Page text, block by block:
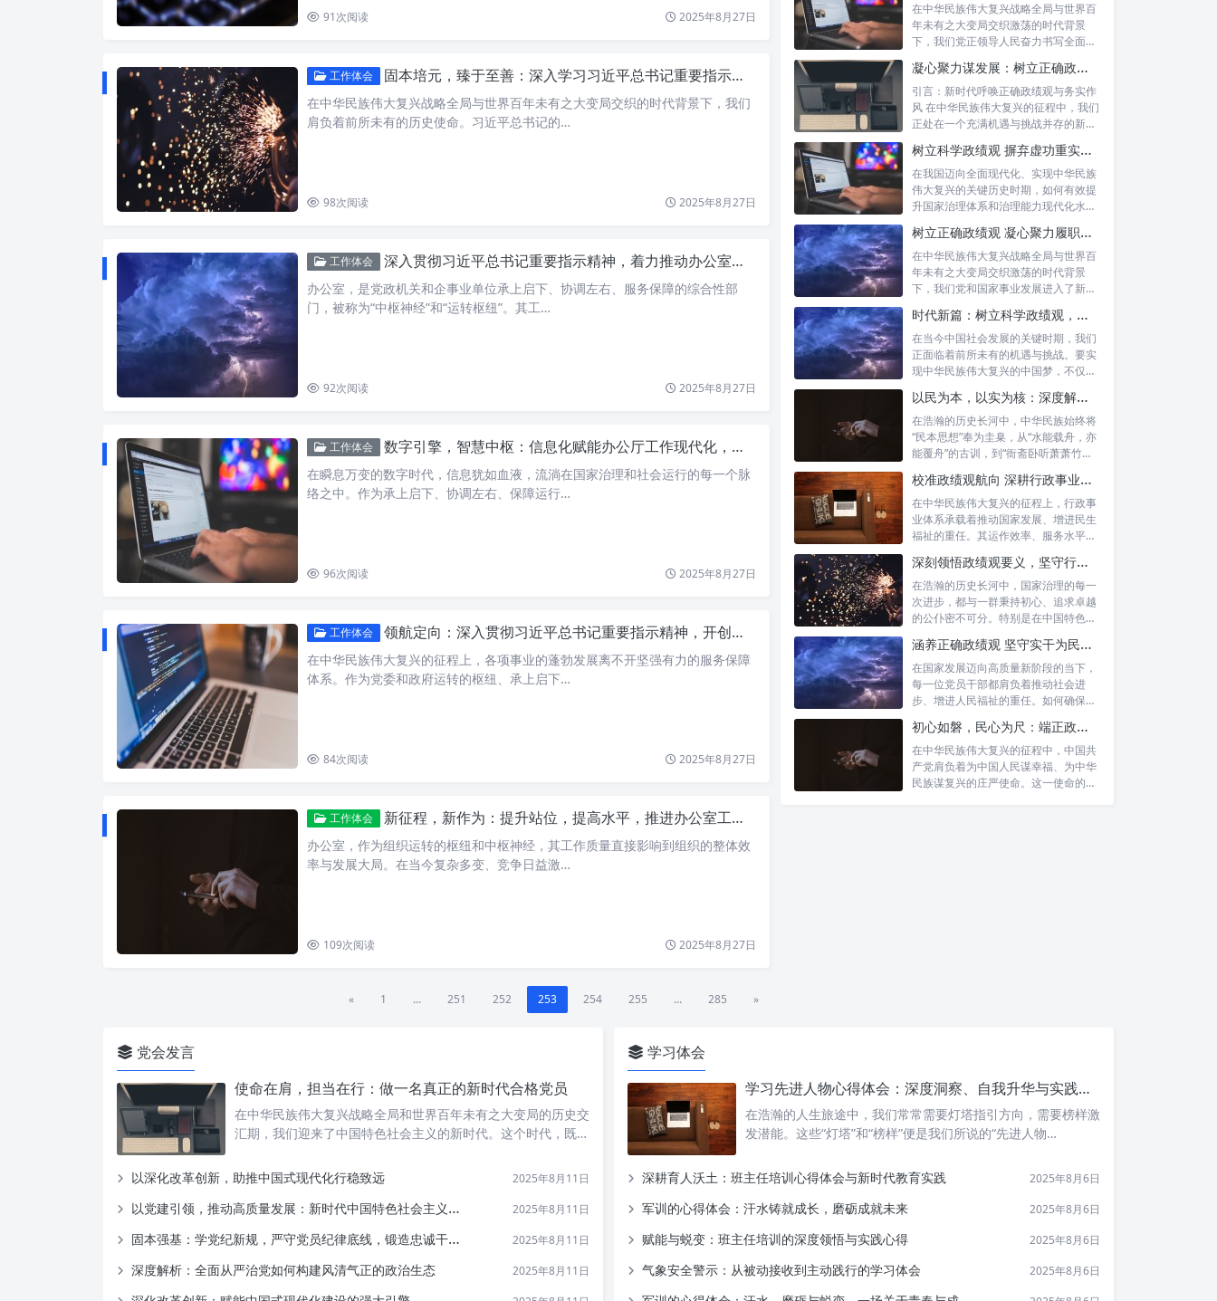
91次阅读 2025年8月27日
工作体会 固本培元，臻于至善：深入学习习近平总书记重要指示精神，始终感恩奋进一流标准
在中华民族伟大复兴战略全局与世界百年未有之大变局交织的时代背景下，我们
肩负着前所未有的历史使命。习近平总书记的…
98次阅读 2025年8月27日
工作体会 深入贯彻习近平总书记重要指示精神，着力推动办公室工作提质增效
办公室，是党政机关和企事业单位承上启下、协调左右、服务保障的综合性部
门，被称为“中枢神经”和“运转枢纽”。其工…
92次阅读 2025年8月27日
工作体会 数字引擎，智慧中枢：信息化赋能办公厅工作现代化，践行“主动作为，服务大局”
在瞬息万变的数字时代，信息犹如血液，流淌在国家治理和社会运行的每一个脉
络之中。作为承上启下、协调左右、保障运行…
96次阅读 2025年8月27日
工作体会 领航定向：深入贯彻习近平总书记重要指示精神，开创办公室工作高质量发展新局面
在中华民族伟大复兴的征程上，各项事业的蓬勃发展离不开坚强有力的服务保障
体系。作为党委和政府运转的枢纽、承上启下…
84次阅读 2025年8月27日
工作体会 新征程，新作为：提升站位，提高水平，推进办公室工作再上新台阶的深度思考与实践路径
办公室，作为组织运转的枢纽和中枢神经，其工作质量直接影响到组织的整体效
率与发展大局。在当今复杂多变、竞争日益激…
109次阅读 2025年8月27日
« 1 ... 251 252 253 254 255 ... 285 »
在中华民族伟大复兴战略全局与世界百
年未有之大变局交织激荡的时代背景
下，我们党正领导人民奋力书写全面建
凝心聚力谋发展：树立正确政绩理念，锤炼务实工作作风
引言：新时代呼唤正确政绩观与务实作
风 在中华民族伟大复兴的征程中，我们
正处在一个充满机遇与挑战并存的新时
树立科学政绩观 摒弃虚功重实绩：迈向高质量发展的必由之路
在我国迈向全面现代化、实现中华民族
伟大复兴的关键历史时期，如何有效提
升国家治理体系和治理能力现代化水
树立正确政绩观 凝心聚力履职尽责：新时代干事创业的根本遵循
在中华民族伟大复兴战略全局与世界百
年未有之大变局交织激荡的时代背景
下，我们党和国家事业发展进入了新的
时代新篇：树立科学政绩观，摒弃虚功重实绩，迈向高质量发展
在当今中国社会发展的关键时期，我们
正面临着前所未有的机遇与挑战。要实
现中华民族伟大复兴的中国梦，不仅需
以民为本，以实为核：深度解析坚守为民初心与正确政绩观念的融合路径
在浩瀚的历史长河中，中华民族始终将
“民本思想”奉为圭臬，从“水能载舟，亦
能覆舟”的古训，到“衙斋卧听萧萧竹，
校准政绩观航向 深耕行政事业本职：新时代高质量发展的核心密码
在中华民族伟大复兴的征程上，行政事
业体系承载着推动国家发展、增进民生
福祉的重任。其运作效率、服务水平乃
深刻领悟政绩观要义，坚守行政事业初心：新时代公仆的使命与担当
在浩瀚的历史长河中，国家治理的每一
次进步，都与一群秉持初心、追求卓越
的公仆密不可分。特别是在中国特色社
涵养正确政绩观 坚守实干为民情怀：新时代干部成长的双重基石
在国家发展迈向高质量新阶段的当下，
每一位党员干部都肩负着推动社会进
步、增进人民福祉的重任。如何确保我
初心如磐，民心为尺：端正政绩价值取向，砥砺为民服务初心的新时代答卷
在中华民族伟大复兴的征程中，中国共
产党肩负着为中国人民谋幸福、为中华
民族谋复兴的庄严使命。这一使命的实
党会发言
使命在肩，担当在行：做一名真正的新时代合格党员
在中华民族伟大复兴战略全局和世界百年未有之大变局的历史交
汇期，我们迎来了中国特色社会主义的新时代。这个时代，既…
以深化改革创新，助推中国式现代化行稳致远 2025年8月11日
以党建引领，推动高质量发展：新时代中国特色社会主义的战略选择 2025年8月11日
固本强基：学党纪新规，严守党员纪律底线，锻造忠诚干净担当的党员队伍 2025年8月11日
深度解析：全面从严治党如何构建风清气正的政治生态 2025年8月11日
学习体会
学习先进人物心得体会：深度洞察、自我升华与实践之路
在浩瀚的人生旅途中，我们常常需要灯塔指引方向，需要榜样激
发潜能。这些“灯塔”和“榜样”便是我们所说的“先进人物…
深耕育人沃土：班主任培训心得体会与新时代教育实践 2025年8月6日
军训的心得体会：汗水铸就成长，磨砺成就未来 2025年8月6日
赋能与蜕变：班主任培训的深度领悟与实践心得 2025年8月6日
气象安全警示：从被动接收到主动践行的学习体会 2025年8月6日